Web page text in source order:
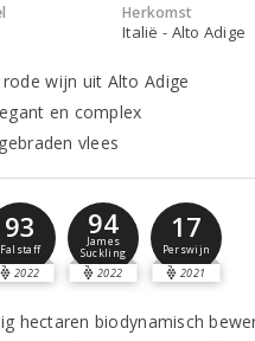
Herkomst
Italië - Alto Adige
wijn uit Alto Adige
en complex
vlees
93
Falstaff
2022
94
James
Suckling
2022
17
Perswijn
2021
hectaren biodynamisch